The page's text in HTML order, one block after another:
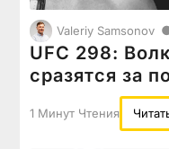
Valeriy Samsonov
UFC 298:
сразятся за
1 Минут Чтения